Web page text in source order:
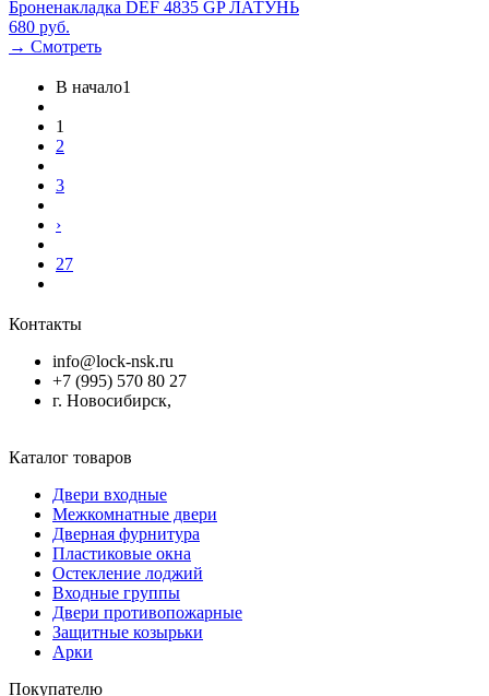
Броненакладка DEF 4835 GP ЛАТУНЬ
680 руб.
→ Смотреть
В начало1
1
2
3
›
27
Контакты
info@lock-nsk.ru
+7 (995) 570 80 27
г. Новосибирск,
Каталог товаров
Двери входные
Межкомнатные двери
Дверная фурнитура
Пластиковые окна
Остекление лоджий
Входные группы
Двери противопожарные
Защитные козырьки
Арки
Покупателю